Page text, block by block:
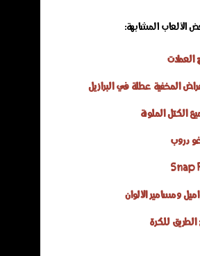
الألعاب المشابهة:
المخفية عطلة في البرازيل
الكتل الملونة
دروب
ومسامير الألوان
للكرة